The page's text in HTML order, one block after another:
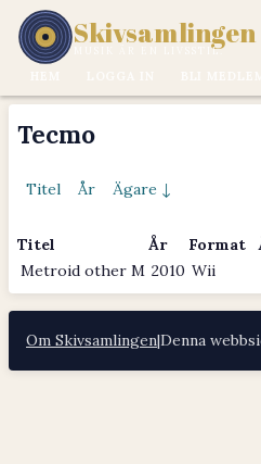
Skivsamlingen
MUSIK ÄR EN LIVSSTIL.
Tecmo
Titel År Ägare ↓
Titel År Format
Metroid other M 2010 Wii
Om Skivsamlingen|Denna